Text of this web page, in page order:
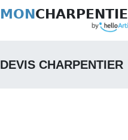
MON
DEVIS CHARPENTIER